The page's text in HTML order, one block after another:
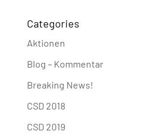
Categories
Aktionen
Blog – Kommentar
Breaking News!
CSD 2018
CSD 2019